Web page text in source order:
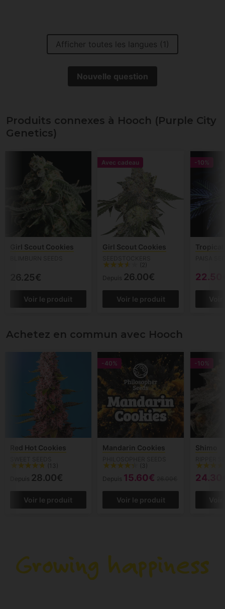
Afficher toutes les langues (1)
Nouvelle question
Produits connexes à Hooch (Purple City
Genetics)
Girl Scout Cookies
26.25€
Voir le produit
Avec cadeau
Girl Scout Cookies
(2)
Depuis 26.00€
Voir le produit
-10%
Achetez en commun avec Hooch
Red Hot Cookies
(13)
Depuis 28.00€
Voir le produit
-40%
Mandarin Cookies
(3)
Depuis 15.60€
Voir le produit
-10%
Shimo